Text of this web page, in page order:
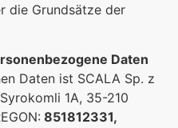
die Grundsätze der
Daten
Daten ist SCALA Sp. z
1A, 35-210
851812331,